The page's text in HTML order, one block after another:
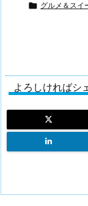
 グルメ＆スイ
よろしければシ